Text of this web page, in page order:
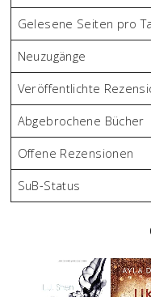
Gelesene Seiten pro
Neuzugänge
Veröffentlichte
Abgebrochene Bücher
Offene Rezensionen
SuB-Status